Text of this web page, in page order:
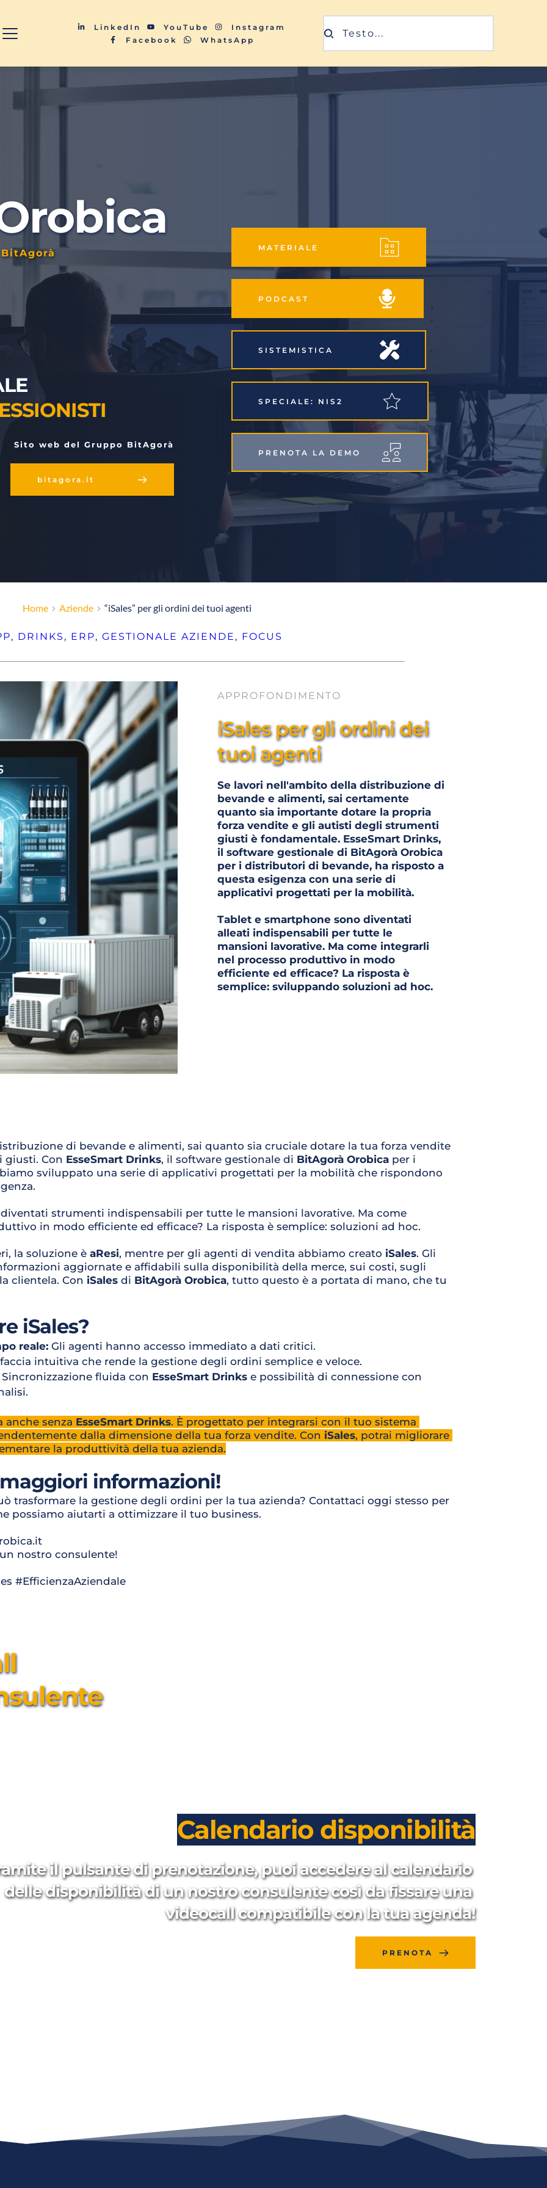
LinkedIn YouTube
Instagram
Facebook
WhatsApp Testo...
Sito web del Gruppo BitAgorà
bitagora.it
MATERIALE
PODCAST
SISTEMISTICA
SPECIALE: NIS2
PRENOTA LA DEMO
Home Aziende “iSales” per gli ordini dei tuoi agenti
, DRINKS , ERP, GESTIONALE AZIENDE , FOCUS
APPROFONDIMENTO
iSales per gli ordini dei
tuoi agenti
Se lavori nell'ambito della distribuzione di
bevande e alimenti, sai certamente
quanto sia importante dotare la propria
forza vendite e gli autisti degli strumenti
giusti è fondamentale. EsseSmart Drinks,
il software gestionale di BitAgorà Orobica
per i distributori di bevande, ha risposto a
questa esigenza con una serie di
applicativi progettati per la mobilità.
Tablet e smartphone sono diventati
alleati indispensabili per tutte le
mansioni lavorative. Ma come integrarli
nel processo produttivo in modo
efficiente ed efficace? La risposta è
semplice: sviluppando soluzioni ad hoc.
di bevande e alimenti, sai quanto sia cruciale dotare la tua forza vendite
Con EsseSmart Drinks, il software gestionale di BitAgorà Orobica per i
sviluppato una serie di applicativi progettati per la mobilità che rispondono
strumenti indispensabili per tutte le mansioni lavorative. Ma come
in modo efficiente ed efficace? La risposta è semplice: soluzioni ad hoc.
la soluzione è aResi, mentre per gli agenti di vendita abbiamo creato iSales. Gli
aggiornate e affidabili sulla disponibilità della merce, sui costi, sugli
clientela. Con iSales di BitAgorà Orobica, tutto questo è a portata di mano, che tu
iSales?
reale: Gli agenti hanno accesso immediato a dati critici.
intuitiva che rende la gestione degli ordini semplice e veloce.
fluida con EsseSmart Drinks e possibilità di connessione con
senza EsseSmart Drinks. È progettato per integrarsi con il tuo sistema
dalla dimensione della tua forza vendite. Con iSales, potrai migliorare
la produttività della tua azienda.
informazioni!
trasformare la gestione degli ordini per la tua azienda? Contattaci oggi stesso per
possiamo aiutarti a ottimizzare il tuo business.
nostro consulente!
#EfficienzaAziendale
Calendario disponibilità
il pulsante di prenotazione, puoi accedere al calendario
delle disponibilità di un nostro consulente così da fissare una
videocall compatibile con la tua agenda!
PRENOTA